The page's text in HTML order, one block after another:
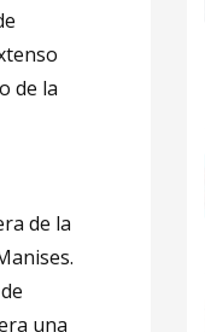
de la
de la
una